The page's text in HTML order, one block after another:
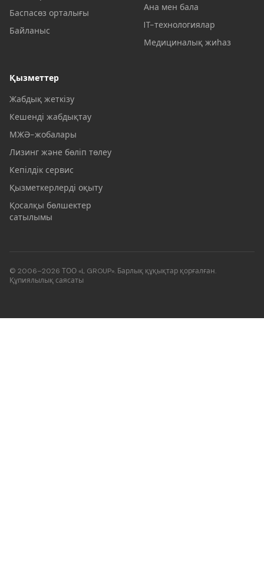
Баспасөз орталығы
Байланыс
Ана мен бала
IT-технологиялар
Медициналық жиһаз
Қызметтер
Жабдық жеткізу
Кешенді жабдықтау
МЖӘ-жобалары
Лизинг және бөліп төлеу
Кепілдік сервис
Қызметкерлерді оқыту
Қосалқы бөлшектер
сатылымы
© 2006–2026 ТОО «L GROUP». Барлық құқықтар қорғалған.
Құпиялылық саясаты